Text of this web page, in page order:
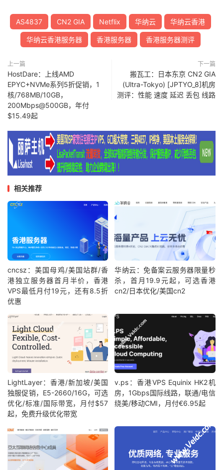
AS4837 CN2 GIA Netflix 华纳云 华纳云香港
华纳云香港服务器 香港服务器 香港服务器测评
上一篇
HostDare：上线AMD
EPYC+NVMe系列5折促销，1
核/768MB/10GB，
200Mbps@500GB，年付
$15.49起
下一篇
搬瓦工：日本东京 CN2 GIA
(Ultra-Tokyo) [JPTYO_8]机房
测评：性能 速度 延迟 丢包 线路
相关推荐
cncsz：美国母鸡/美国站群/香
港独立服务器首月半价，香港
VPS最低月付19元，还有8.5折
优惠
华纳云：免备案云服务器限量秒
杀，首月19.9元起，可选香港
cn2/日本优化/美国cn2
LightLayer：香港/新加坡/美国
独服促销，E5-2660/16G，可选
优化/标准/国际带宽，月付$57
起，免费升级优化带宽
v.ps：香港VPS Equinix HK2机
房，1Gbps国际线路，联通/电信
绕美/移动CMI，月付€6.95起